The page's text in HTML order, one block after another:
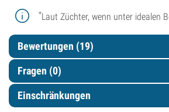
*Laut Züchter, wenn unter idealen
Bewertungen (19)
Fragen (0)
Einschränkungen